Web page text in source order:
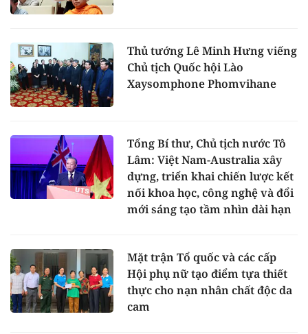
Thủ tướng Lê Minh Hưng viếng
Chủ tịch Quốc hội Lào
Xaysomphone Phomvihane
Tổng Bí thư, Chủ tịch nước Tô
Lâm: Việt Nam-Australia xây
dựng, triển khai chiến lược kết
nối khoa học, công nghệ và đổi
mới sáng tạo tầm nhìn dài hạn
Mặt trận Tổ quốc và các cấp
Hội phụ nữ tạo điểm tựa thiết
thực cho nạn nhân chất độc da
cam